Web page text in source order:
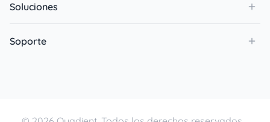
Soluciones
Soporte